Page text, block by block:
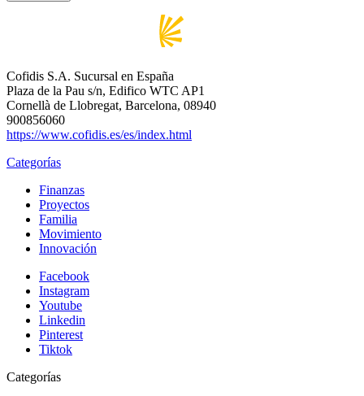
Cofidis S.A. Sucursal en España
Plaza de la Pau s/n, Edifico WTC AP1
Cornellà de Llobregat, Barcelona, 08940
900856060
https://www.cofidis.es/es/index.html
Categorías
Finanzas
Proyectos
Familia
Movimiento
Innovación
Facebook
Instagram
Youtube
Linkedin
Pinterest
Tiktok
Categorías